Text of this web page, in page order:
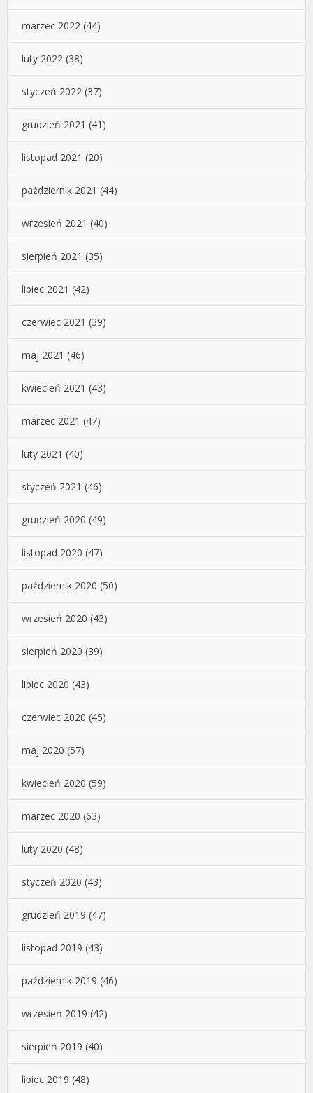
marzec 2022 (44)
luty 2022 (38)
styczeń 2022 (37)
grudzień 2021 (41)
listopad 2021 (20)
październik 2021 (44)
wrzesień 2021 (40)
sierpień 2021 (35)
lipiec 2021 (42)
czerwiec 2021 (39)
maj 2021 (46)
kwiecień 2021 (43)
marzec 2021 (47)
luty 2021 (40)
styczeń 2021 (46)
grudzień 2020 (49)
listopad 2020 (47)
październik 2020 (50)
wrzesień 2020 (43)
sierpień 2020 (39)
lipiec 2020 (43)
czerwiec 2020 (45)
maj 2020 (57)
kwiecień 2020 (59)
marzec 2020 (63)
luty 2020 (48)
styczeń 2020 (43)
grudzień 2019 (47)
listopad 2019 (43)
październik 2019 (46)
wrzesień 2019 (42)
sierpień 2019 (40)
lipiec 2019 (48)